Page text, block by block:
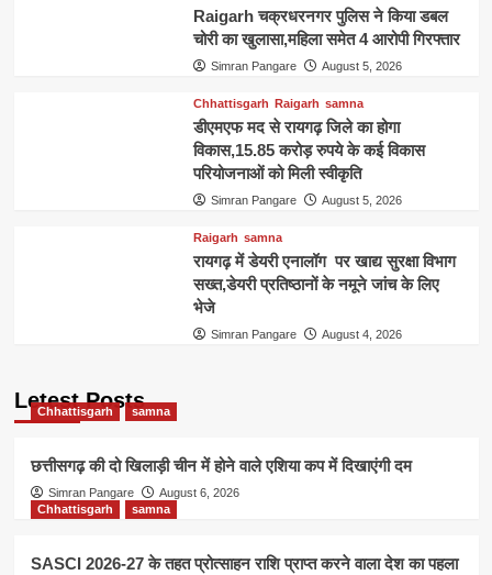
Raigarh चक्रधरनगर पुलिस ने किया डबल
चोरी का खुलासा,महिला समेत 4 आरोपी गिरफ्तार
Simran Pangare August 5, 2026
Chhattisgarh Raigarh samna
डीएमएफ मद से रायगढ़ जिले का होगा
विकास,15.85 करोड़ रुपये के कई विकास
परियोजनाओं को मिली स्वीकृति
Simran Pangare August 5, 2026
Raigarh samna
रायगढ़ में डेयरी एनालॉग पर खाद्य सुरक्षा विभाग
सख्त,डेयरी प्रतिष्ठानों के नमूने जांच के लिए
भेजे
Simran Pangare August 4, 2026
Letest Posts
Chhattisgarh samna
छत्तीसगढ़ की दो खिलाड़ी चीन में होने वाले एशिया कप में दिखाएंगी दम
Simran Pangare
August 6, 2026
Chhattisgarh
samna
SASCI 2026-27 के तहत प्रोत्साहन राशि प्राप्त करने वाला देश का पहला